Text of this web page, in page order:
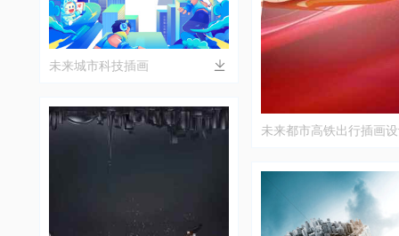
未来城市科技插画
未来都市高铁出行插画